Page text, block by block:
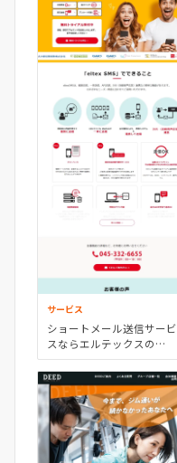
サービス
ショートメール送信サービ
スならエルテックスの
「eltexSMS」